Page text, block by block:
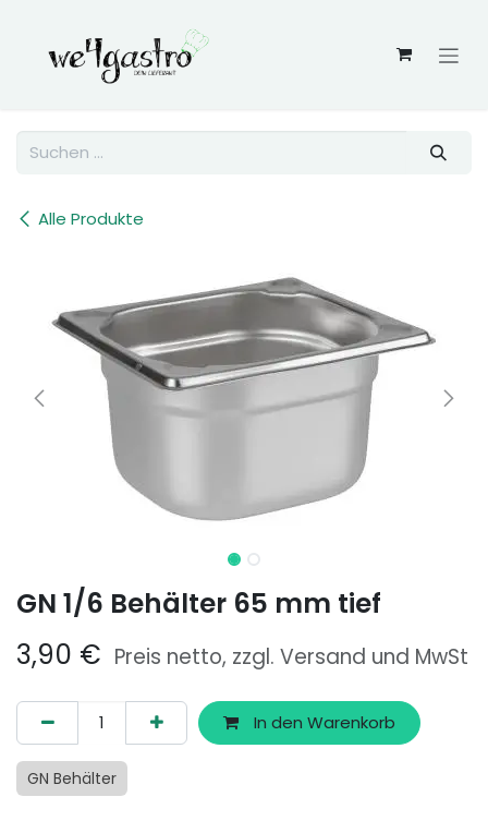
Alle Produkte
GN 1/6 Behälter 65 mm tief
3,90 € Preis netto, zzgl. Versand und MwSt
In den Warenkorb
GN Behälter